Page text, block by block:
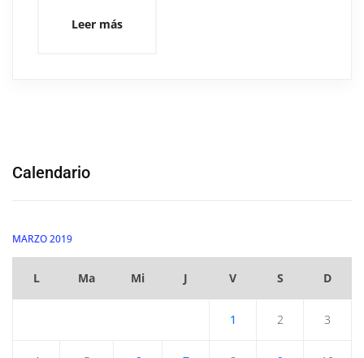
Leer más
Calendario
MARZO 2019
L Ma Mi J V S D
1 2 3